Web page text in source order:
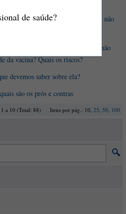
de saúde?
evita? Quem deve tomar? Quem não
vacina? Quais os riscos?
evita? Quem deve tomar? Quem não
da vacina? Quais os riscos?
devemos saber sobre ela?
são os prós e contras
Itens por pág.: 10, 25, 50, 100
1 a 10 (Total: 88)